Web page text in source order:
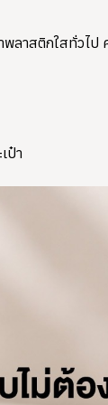
าสติกใสทั่วไป
ป๋า